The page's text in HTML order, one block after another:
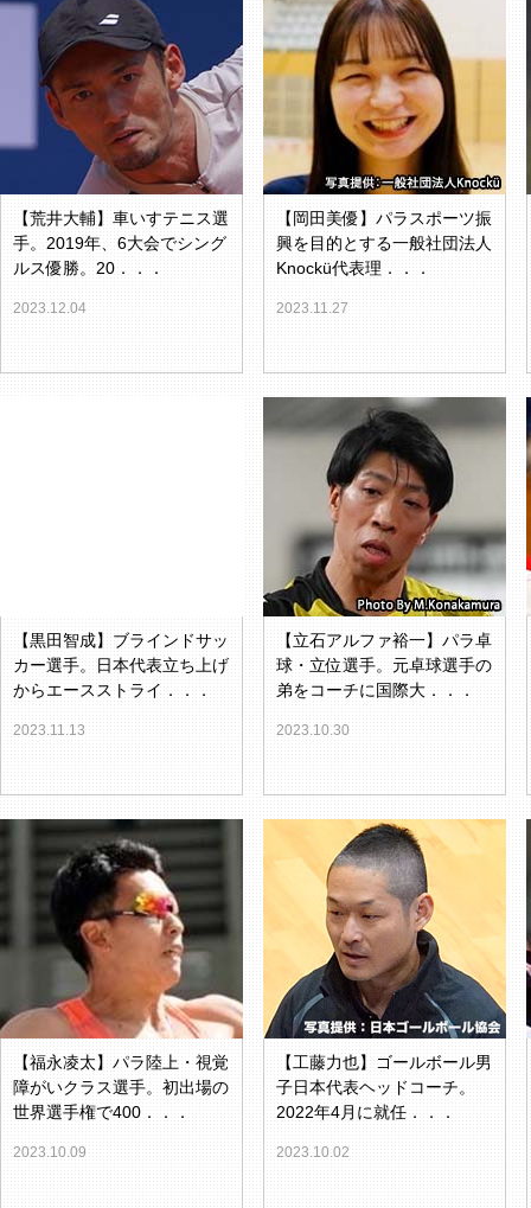
【荒井大輔】車いすテニス選
手。2019年、6大会でシング
ルス優勝。20．．．
2023.12.04
【岡田美優】パラスポーツ振
興を目的とする一般社団法人
Knockü代表理．．．
2023.11.27
【黒田智成】ブラインドサッ
カー選手。日本代表立ち上げ
からエースストライ．．．
2023.11.13
【立石アルファ裕一】パラ卓
球・立位選手。元卓球選手の
弟をコーチに国際大．．．
2023.10.30
【福永凌太】パラ陸上・視覚
障がいクラス選手。初出場の
世界選手権で400．．．
2023.10.09
【工藤力也】ゴールボール男
子日本代表ヘッドコーチ。
2022年4月に就任．．．
2023.10.02